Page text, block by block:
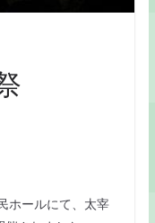
ホールにて、太宰